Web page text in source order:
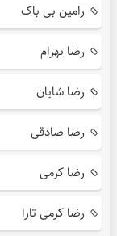
رامین بی باک
رضا بهرام
رضا شایان
رضا صادقی
رضا کرمی
رضا کرمی تارا